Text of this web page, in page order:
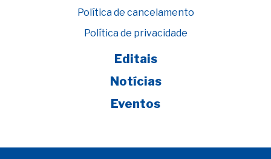
Política de cancelamento
Política de privacidade
Editais
Notícias
Eventos